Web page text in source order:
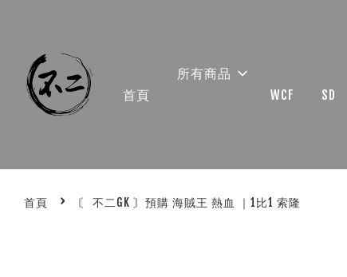
首頁
所有商品
WCF
SD
首頁 › 〘 不二GK 〙預購 海賊王 熱血 ｜1比1 索隆